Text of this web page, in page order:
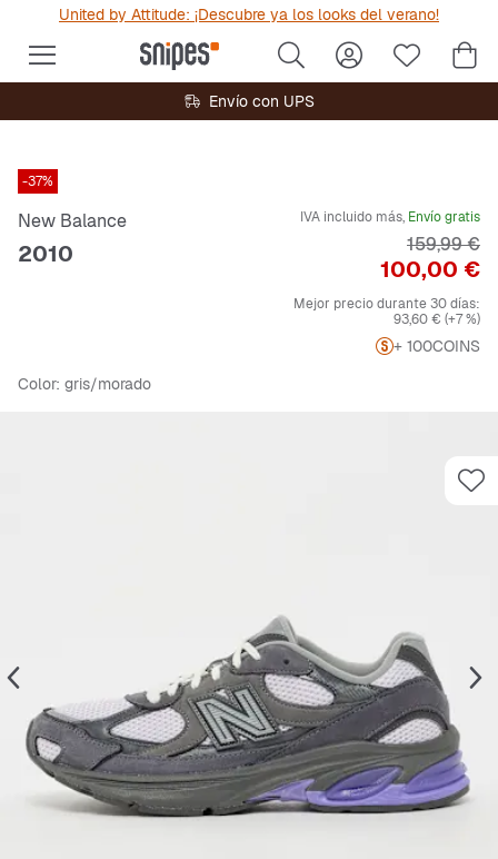
United by Attitude: ¡Descubre ya los looks del verano!
Envío con UPS
-37%
New Balance
2010
IVA incluido más, Envío gratis
Precio
100,00 €
Precio
159,99 €
Mejor precio durante 30 días:
93,60 € (+7 %)
+ 100COINS
Color: gris/morado